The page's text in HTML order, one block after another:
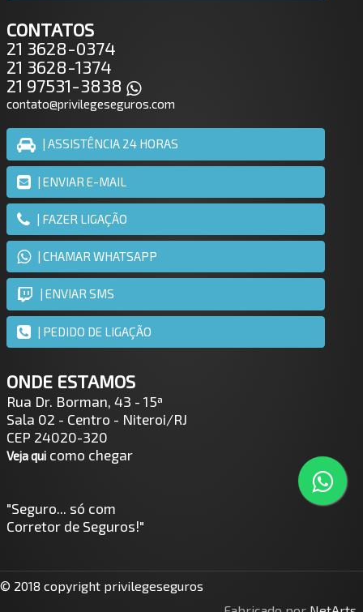
CONTATOS
21 3628-0374
21 3628-1374
21 97531-3838
contato@privilegeseguros.com
| ASSISTÊNCIA 24 HORAS
| ENVIAR E-MAIL
| FAZER LIGAÇÃO
| CHAMAR WHATSAPP
| ENVIAR SMS
| PEDIDO DE LIGAÇÃO
ONDE ESTAMOS
Rua Dr. Borman, 43 - 15ª
Sala 02 - Centro - Niteroi/RJ
CEP 24020-320
Veja qui como chegar
"Seguro... só com
Corretor de Seguros!"
© 2018 copyright privilegeseguros